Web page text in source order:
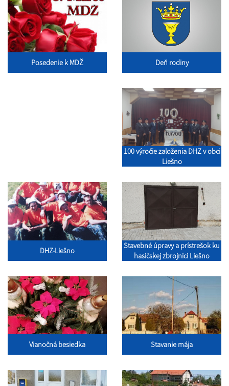
Posedenie k MDŽ Deň rodiny
100 výročie založenia DHZ v obci
Liešno
DHZ-Liešno
Stavebné úpravy a prístrešok ku
hasičskej zbrojnici Liešno
Vianočná besiedka Stavanie mája